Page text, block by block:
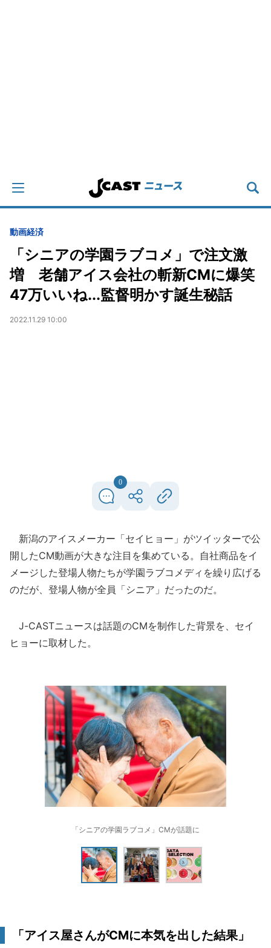
動画経済
「シニアの学園ラブコメ」で注文激
増 老舗アイス会社の斬新CMに爆笑
47万いいね...監督明かす誕生秘話
2022.11.29 10:00
0
新潟のアイスメーカー「セイヒョー」がツイッターで公
開したCM動画が大きな注目を集めている。自社商品をイ
メージした登場人物たちが学園ラブコメディを繰り広げる
のだが、登場人物が全員「シニア」だったのだ。
J-CASTニュースは話題のCMを制作した背景を、セイ
ヒョーに取材した。
「シニアの学園ラブコメ」CMが話題に
「アイス屋さんがCMに本気を出した結果」